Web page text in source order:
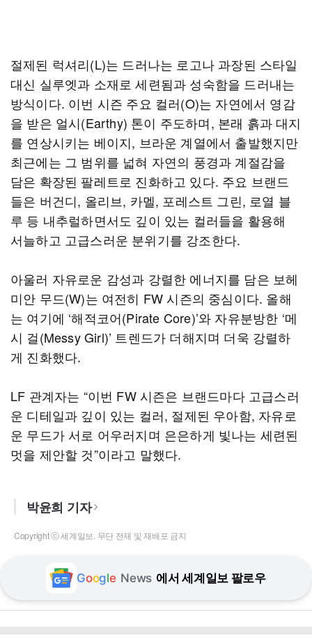
절제된 럭셔리(L)는 드러나는 로고나 과장된 스타일
대신 실루엣과 소재로 세련됨과 성숙함을 드러내는
방식이다. 이번 시즌 주요 컬러(O)는 자연에서 영감
을 받은 얼시(Earthy) 톤이 주도하며, 본래 흙과 대지
를 연상시키는 베이지, 브라운 계열에서 출발했지만
최근에는 그 범위를 넓혀 자연의 풍경과 계절감을
담은 확장된 팔레트로 진화하고 있다. 주요 브랜드
들은 버건디, 올리브, 카멜, 포레스트 그린, 로열 블
루 등 내추럴하면서도 깊이 있는 컬러들을 활용해
서늘하고 고급스러운 분위기를 강조한다.
아울러 자유로운 감성과 강렬한 에너지를 담은 보헤
미안 무드(W)는 여전히 FW 시즌의 중심이다. 올해
는 여기에 ‘해적코어(Pirate Core)’와 자유분방한 ‘메
시 걸(Messy Girl)’ 트렌드가 더해지며 더욱 강렬하
게 진화했다.
LF 관계자는 “이번 FW 시즌은 브랜드마다 고급스러
운 디테일과 깊이 있는 컬러, 절제된 우아함, 자유로
운 무드가 서로 어우러지며 은은하게 빛나는 세련된
멋을 제안할 것”이라고 말했다.
박윤희 기자
Copyright ⓒ 세계일보. 무단 전재 및 재배포 금지
Google News 에서 세계일보 팔로우